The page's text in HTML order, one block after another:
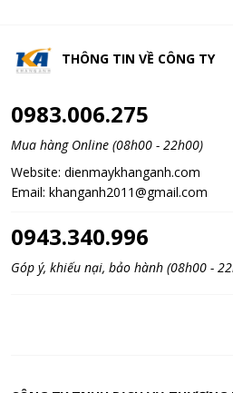
THÔNG TIN VỀ CÔNG TY
0983.006.275
Mua hàng Online (08h00 - 22h00)
Website: dienmaykhanganh.com
Email: khanganh2011@gmail.com
0943.340.996
Góp ý, khiếu nại, bảo hành (08h00 -